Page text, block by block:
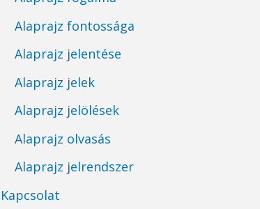
Alaprajz fontossága
Alaprajz jelentése
Alaprajz jelek
Alaprajz jelölések
Alaprajz olvasás
Alaprajz jelrendszer
Kapcsolat